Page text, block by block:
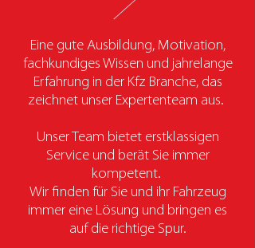
Eine gute Ausbildung, Motivation,
fachkundiges Wissen und jahrelange
Erfahrung in der Kfz Branche, das
zeichnet unser Expertenteam aus.
Unser Team bietet erstklassigen
Service und berät Sie immer
kompetent.
Wir finden für Sie und ihr Fahrzeug
immer eine Lösung und bringen es
auf die richtige Spur.